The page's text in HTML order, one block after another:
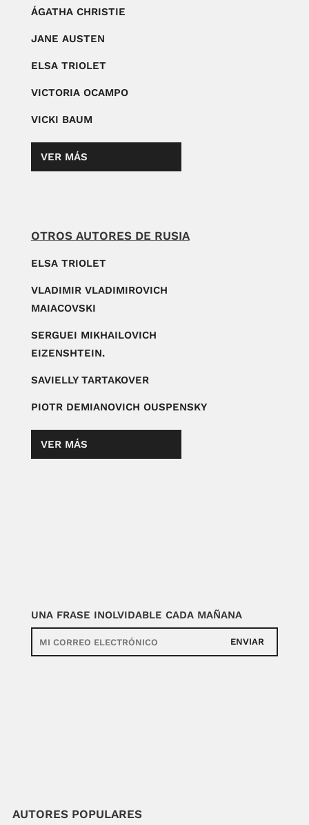
ÁGATHA CHRISTIE
JANE AUSTEN
ELSA TRIOLET
VICTORIA OCAMPO
VICKI BAUM
VER MÁS
OTROS AUTORES DE RUSIA
ELSA TRIOLET
VLADIMIR VLADIMIROVICH
MAIACOVSKI
SERGUEI MIKHAILOVICH
EIZENSHTEIN.
SAVIELLY TARTAKOVER
PIOTR DEMIANOVICH OUSPENSKY
VER MÁS
UNA FRASE INOLVIDABLE CADA MAÑANA
ENVIAR
AUTORES POPULARES